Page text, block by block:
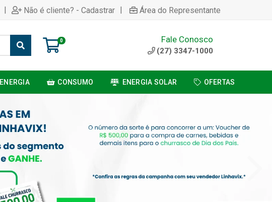
| Não é cliente? - Cadastrar | Área do Representante
0 Fale Conosco
(27) 3347-1000
ENERGIA CONSUMO ENERGIA SOLAR OFERTAS